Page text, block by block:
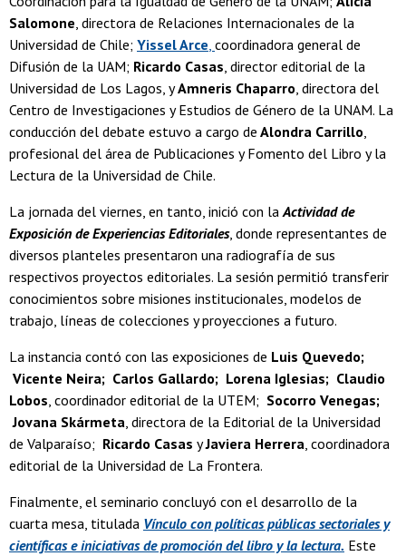
Salomone , directora de Relaciones Internacionales de la
Universidad de Chile; Yissel Arce coordinadora general de
Difusión de la UAM; Ricardo Casas , director editorial de la
Universidad de Los Lagos, yAmneris Chaparro , directora del
Centro de Investigaciones y Estudios de Género de la UNAM. La
conducción del debate estuvo a cargo de Alondra Carrillo
profesional del área de Publicaciones y Fomento del Libro y la
Lectura de la Universidad de Chile.
La jornada del viernes, en tanto, inició con la Actividad de
Exposición de Experiencias Editoriales, donde representantes de
diversos planteles presentaron una radiografía de sus
respectivos proyectos editoriales. La sesión permitió transferir
conocimientos sobre misiones institucionales, modelos de
trabajo, líneas de colecciones y proyecciones a futuro.
La instancia contó con las exposiciones de Luis Quevedo;
Vicente Neira; Carlos Gallardo; Lorena Iglesias; Claudio
Lobos , coordinador editorial de la UTEM; Socorro Venegas;
Jovana Skármeta , directora de la Editorial de la Universidad
de Valparaíso; Ricardo Casas yJaviera Herrera , coordinadora
editorial de la Universidad de La Frontera.
Finalmente, el seminario concluyó con el desarrollo de la
cuarta mesa, titulada Vínculo con políticas públicas sectoriales y
científicas e iniciativas de promoción del libro y la lectura. Este